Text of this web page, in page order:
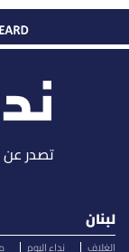
تصدر عن Lebanese Media Production s.a.l
لبنان
الغلاف نداء اليوم